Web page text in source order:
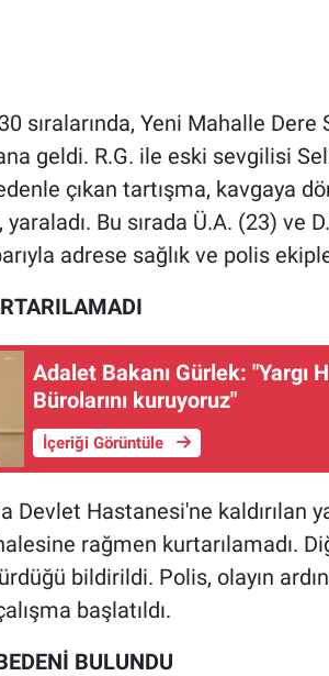
sıralarında, Yeni Mahalle
geldi. R.G. ile eski sevgilisi
çıkan tartışma, kavgaya
Bu sırada Ü.A. (23) ve
adrese sağlık ve polis
Adalet Bakanı Gürlek: "Yargı
Bürolarını kuruyoruz"
İçeriği Görüntüle
Devlet Hastanesi'ne kaldırılan
rağmen kurtarılamadı.
bildirildi. Polis, olayın
başlatıldı.
BULUNDU